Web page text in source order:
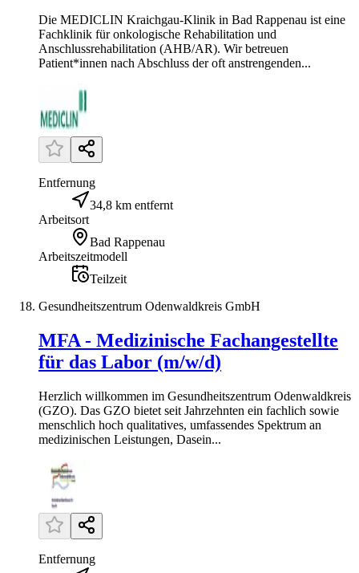
Die MEDICLIN Kraichgau-Klinik in Bad Rappenau ist eine
Fachklinik für onkologische Rehabilitation und
Anschlussrehabilitation (AHB/AR). Wir betreuen
Patient*innen nach Abschluss der oft anstrengenden...
Entfernung
34,8 km entfernt
Arbeitsort
Bad Rappenau
Arbeitszeitmodell
Teilzeit
Gesundheitszentrum Odenwaldkreis GmbH
MFA - Medizinische Fachangestellte
für das Labor (m/w/d)
Herzlich willkommen im Gesundheitszentrum Odenwaldkreis
(GZO). Das GZO bietet seit Jahrzehnten ein fachlich sowie
menschlich hoch qualitatives, umfassendes Spektrum an
medizinischen Leistungen, Dasein...
Entfernung